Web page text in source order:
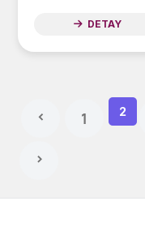
DETAY
‹ 1 2
›